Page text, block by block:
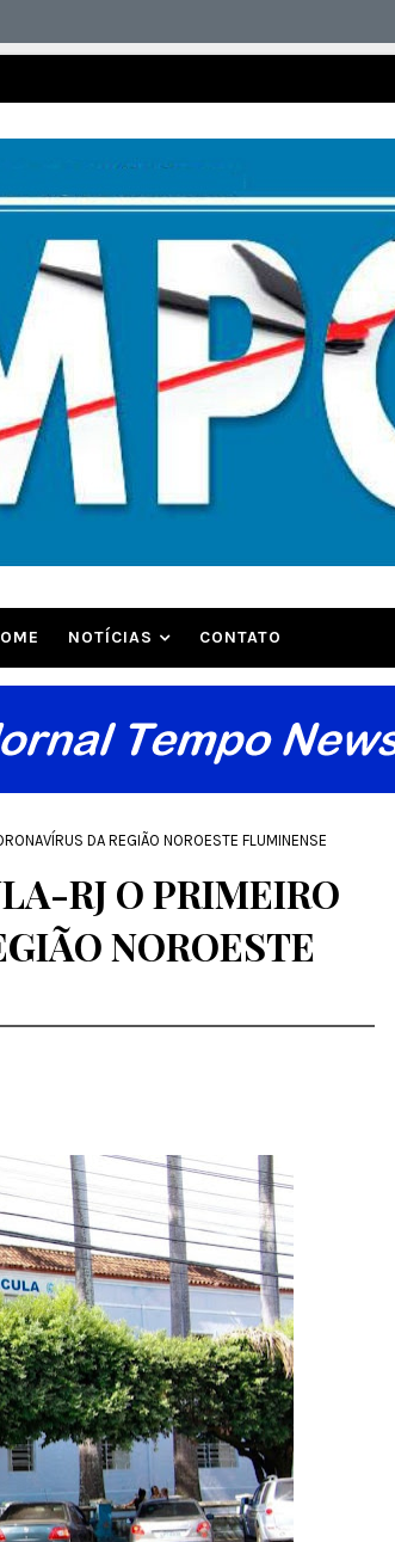
NOTÍCIAS CONTATO
DA REGIÃO NOROESTE FLUMINENSE
RJ O PRIMEIRO
NOROESTE